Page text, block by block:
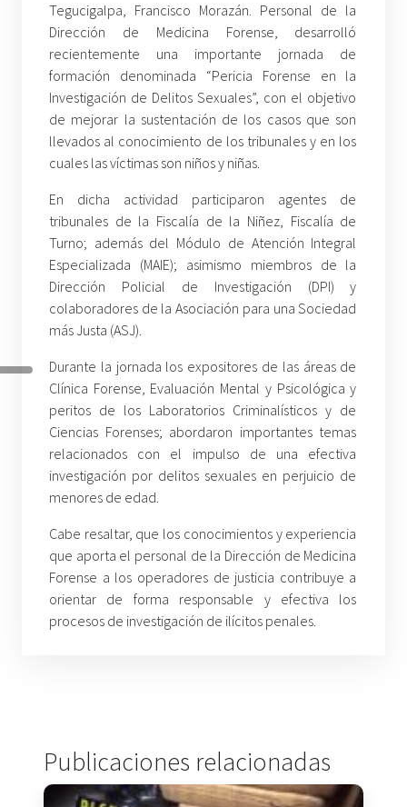
Tegucigalpa, Francisco Morazán. Personal de la
Dirección de Medicina Forense, desarrolló
recientemente una importante jornada de
formación denominada “Pericia Forense en la
Investigación de Delitos Sexuales”, con el objetivo
de mejorar la sustentación de los casos que son
llevados al conocimiento de los tribunales y en los
cuales las víctimas son niños y niñas.
En dicha actividad participaron agentes de
tribunales de la Fiscalía de la Niñez, Fiscalía de
Turno; además del Módulo de Atención Integral
Especializada (MAIE); asimismo miembros de la
Dirección Policial de Investigación (DPI) y
colaboradores de la Asociación para una Sociedad
más Justa (ASJ).
Durante la jornada los expositores de las áreas de
Clínica Forense, Evaluación Mental y Psicológica y
peritos de los Laboratorios Criminalísticos y de
Ciencias Forenses; abordaron importantes temas
relacionados con el impulso de una efectiva
investigación por delitos sexuales en perjuicio de
menores de edad.
Cabe resaltar, que los conocimientos y experiencia
que aporta el personal de la Dirección de Medicina
Forense a los operadores de justicia contribuye a
orientar de forma responsable y efectiva los
procesos de investigación de ilícitos penales.
Publicaciones relacionadas